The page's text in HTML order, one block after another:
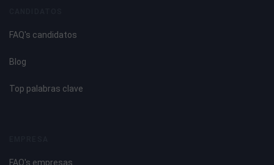
FAQ's candidatos
Blog
Top palabras clave
FAQ's empresas